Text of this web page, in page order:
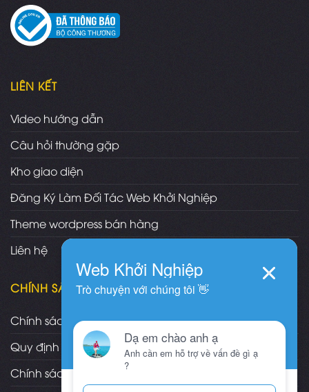
LIÊN KẾT
Video hướng dẫn
Câu hỏi thường gặp
Kho giao diện
Đăng Ký Làm Đối Tác Web Khởi Nghiệp
Theme wordpress bán hàng
Liên hệ
CHÍNH SÁCH
Chính sách và quy định chung
Quy định và hình thức thanh toán
Chính sách vận chuyển/giao nhận/cài đặt